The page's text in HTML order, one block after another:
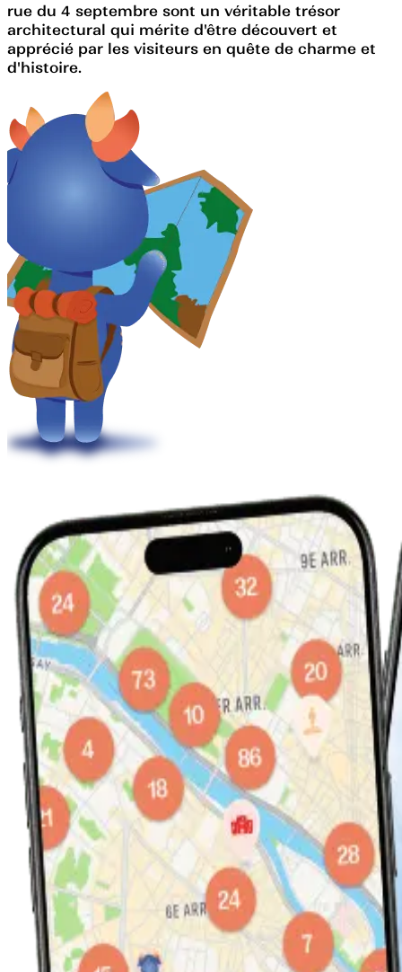
rue du 4 septembre sont un véritable trésor
architectural qui mérite d'être découvert et
apprécié par les visiteurs en quête de charme et
d'histoire.